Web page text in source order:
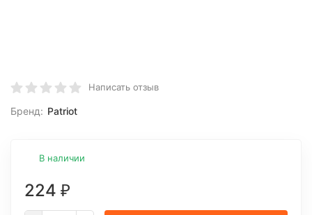
Написать отзыв
Бренд: Patriot
В наличии
224 ₽